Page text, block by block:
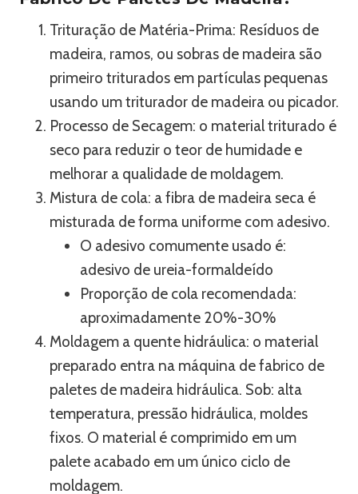
Trituração de Matéria-Prima: Resíduos de
madeira, ramos, ou sobras de madeira são
primeiro triturados em partículas pequenas
usando um triturador de madeira ou picador.
Processo de Secagem: o material triturado é
seco para reduzir o teor de humidade e
melhorar a qualidade de moldagem.
Mistura de cola: a fibra de madeira seca é
misturada de forma uniforme com adesivo.
O adesivo comumente usado é:
adesivo de ureia-formaldeído
Proporção de cola recomendada:
aproximadamente 20%-30%
Moldagem a quente hidráulica: o material
preparado entra na máquina de fabrico de
paletes de madeira hidráulica. Sob: alta
temperatura, pressão hidráulica, moldes
fixos. O material é comprimido em um
palete acabado em um único ciclo de
moldagem.